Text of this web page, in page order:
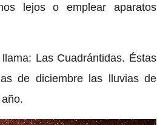
lejos o emplear aparatos
Las Cuadrántidas. Éstas
de diciembre las lluvias de